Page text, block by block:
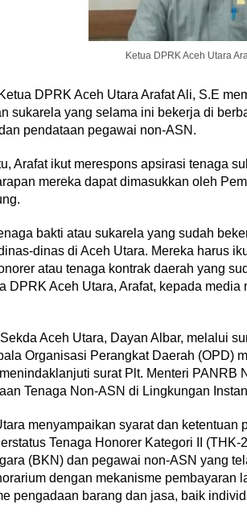
Ketua DPRK Aceh Utara
DPRK Aceh Utara Arafat Ali, S.E
sukarela yang selama ini bekerja di
pendataan pegawai non-ASN.
Arafat ikut merespons apsirasi tenaga
mereka dapat dimasukkan oleh
bakti atau sukarela yang sudah
dinas di Aceh Utara. Mereka harus
atau tenaga kontrak daerah yang
DPRK Aceh Utara, Arafat, kepada
Aceh Utara, Dayan Albar, melalui
Organisasi Perangkat Daerah (OPD)
surat Plt. Menteri PANRB
Tenaga Non-ASN di Lingkungan
menyampaikan syarat dan
Tenaga Honorer Kategori II
(BKN) dan pegawai non-ASN yang
dengan mekanisme pembayaran
pengadaan barang dan jasa, baik